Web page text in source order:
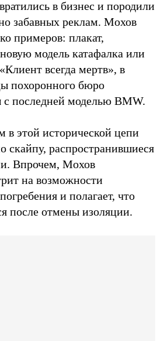
в бизнес и породили
забавных реклам. Мохов
примеров: плакат,
модель катафалка или
всегда мертв», в
похоронного бюро
с последней моделью BMW.
в этой исторической цепи
скайпу, распространившиеся
Впрочем, Мохов
на возможности
и полагает, что
после отмены изоляции.